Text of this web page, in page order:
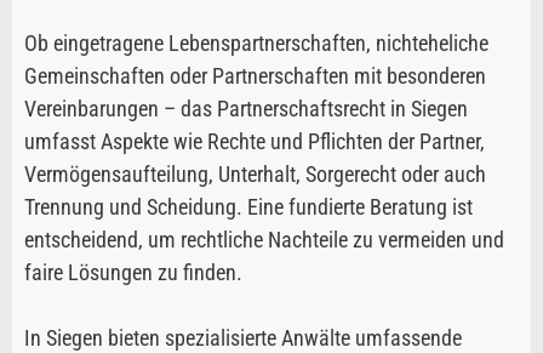
Ob eingetragene Lebenspartnerschaften, nichteheliche
Gemeinschaften oder Partnerschaften mit besonderen
Vereinbarungen – das Partnerschaftsrecht in Siegen
umfasst Aspekte wie Rechte und Pflichten der Partner,
Vermögensaufteilung, Unterhalt, Sorgerecht oder auch
Trennung und Scheidung. Eine fundierte Beratung ist
entscheidend, um rechtliche Nachteile zu vermeiden und
faire Lösungen zu finden.
In Siegen bieten spezialisierte Anwälte umfassende